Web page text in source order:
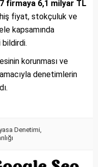
firmaya 6,1 milyar TL
fiyat, stokçuluk ve
kapsamında
bildirdi.
korunması ve
denetimlerin
Denetimi,